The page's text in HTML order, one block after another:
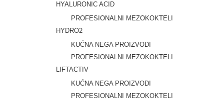
HYALURONIC ACID
PROFESIONALNI MEZOKOKTELI
HYDRO2
KUĆNA NEGA PROIZVODI
PROFESIONALNI MEZOKOKTELI
LIFTACTIV
KUĆNA NEGA PROIZVODI
PROFESIONALNI MEZOKOKTELI